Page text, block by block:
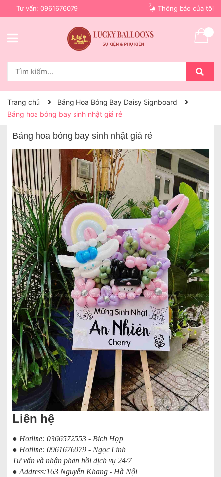
Tư vấn: 0961676079 Thông báo của tôi
7
Trang chủ
Bảng Hoa Bóng Bay Daisy Signboard
Bảng hoa bóng bay sinh nhật giá rẻ
Bảng hoa bóng bay sinh nhật giá rẻ
Liên hệ
● Hotline: 0366572553 - Bích Hợp
● Hotline: 0961676079 - Ngọc Linh
Tư vấn và nhận phản hồi dịch vụ 24/7
● Address:163 Nguyễn Khang - Hà Nội